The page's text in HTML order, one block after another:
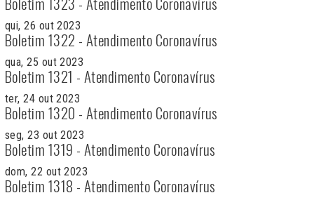
qui, 26 out 2023
Boletim 1322 - Atendimento Coronavírus
qua, 25 out 2023
Boletim 1321 - Atendimento Coronavírus
ter, 24 out 2023
Boletim 1320 - Atendimento Coronavírus
seg, 23 out 2023
Boletim 1319 - Atendimento Coronavírus
dom, 22 out 2023
Boletim 1318 - Atendimento Coronavírus